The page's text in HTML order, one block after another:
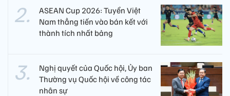
ASEAN Cup 2026: Tuyển Việt
Nam thẳng tiến vào bán kết với
thành tích nhất bảng
Nghị quyết của Quốc hội, Ủy ban
Thường vụ Quốc hội về công tác
nhân sự